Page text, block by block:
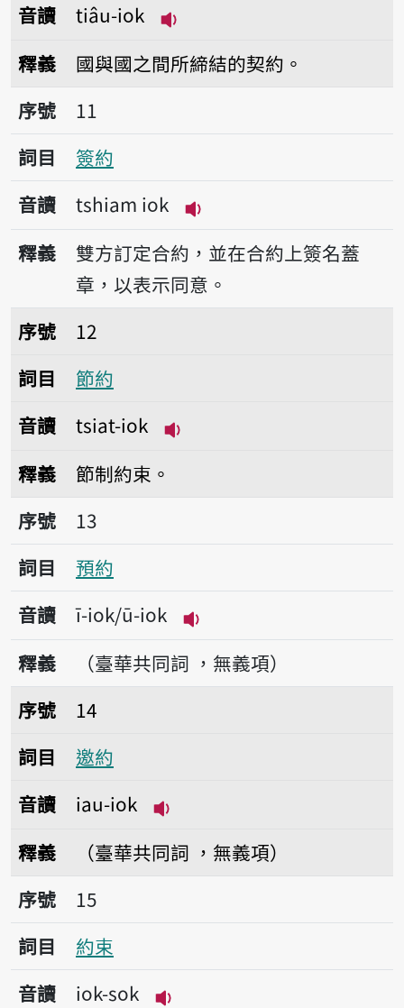
音讀
tiâu-iok
釋義
國與國之間所締結的契約。
序號11簽約
序號
11
詞目
簽約
音讀
tshiam iok
播放音讀tshiam iok
釋義
雙方訂定合約，並在合約上簽名蓋
章，以表示同意。
序號12節約
序號
12
詞目
節約
音讀
tsiat-iok
釋義
節制約束。
序號13預約
序號
13
詞目
預約
音讀
ī-iok/ū-iok
播放音讀ī-iok/ū-iok
釋義
（臺華共同詞 ，無義項）
序號14邀約
序號
14
詞目
邀約
音讀
iau-iok
釋義
（臺華共同詞 ，無義項）
序號15約束
序號
15
詞目
約束
音讀
iok-sok